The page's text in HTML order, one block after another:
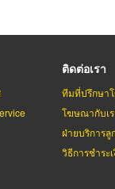
ติดต่อเรา
ทีมที่ปรึกษา
โฆษณากับเ
ฝ่ายบริการ
วิธีการชำระ